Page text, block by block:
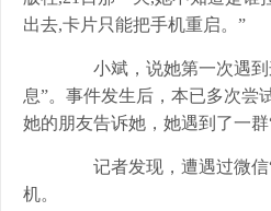
出去,卡片只能把手机重启。”
小斌，说她第一次遇到
息”。事件发生后，本已多次尝
她的朋友告诉她，她遇到了一
记者发现，遭遇过微信“
机。